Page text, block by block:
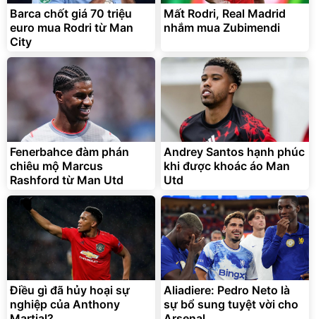
Barca chốt giá 70 triệu
euro mua Rodri từ Man
City
Mất Rodri, Real Madrid
nhắm mua Zubimendi
Fenerbahce đàm phán
chiêu mộ Marcus
Rashford từ Man Utd
Andrey Santos hạnh phúc
khi được khoác áo Man
Utd
Điều gì đã hủy hoại sự
nghiệp của Anthony
Aliadiere: Pedro Neto là
sự bổ sung tuyệt vời cho